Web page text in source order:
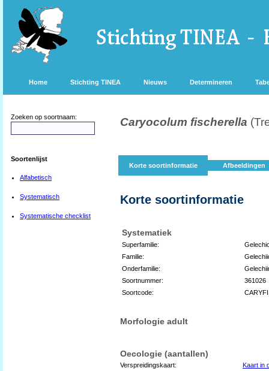
Home Stichting TINEA Nieuws Determineren
Zoeken op soortnaam:
Soortenlijst
Alfabetisch
Systematisch
Systematische checklist
Caryocolum fischerella
Korte soortinformatie Afbeeldingen
Korte soortinformatie
Systematiek
Superfamilie:
Familie:
Onderfamilie:
Soortnummer:
361026
Soortcode:
Morfologie adult
Oecologie (aantallen)
Verspreidingskaart: Kaart in